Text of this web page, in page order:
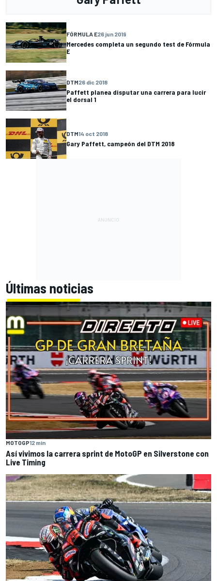
FÓRMULA E26 jun 2019
Mercedes completa un segundo test de Fórmula
E
DTM26 dic 2018
Paffett planea disputar una carrera para lucir
el dorsal 1
DTM14 oct 2018
Gary Paffett, campeón del DTM 2018
Últimas noticias
MOTOGP12 min
Así vivimos la carrera sprint de MotoGP en Silverstone con
Live Timing